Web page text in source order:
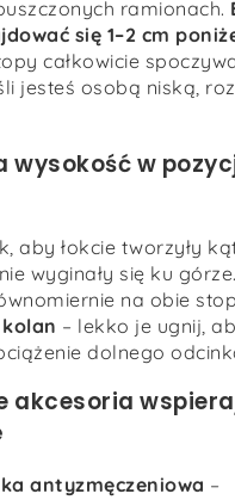
ramionach.
się 1–2 cm
całkowicie
jesteś osobą niską,
wysokość w
aby łokcie tworzyły
wyginały się ku
na obie
– lekko je ugnij,
dolnego
akcesoria
antyzmęczeniowa –